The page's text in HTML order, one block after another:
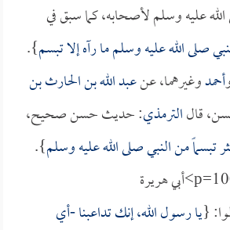
عليه وسلم لأصحابه، كما سبق في
صلى الله عليه وسلم ما رآه إلا تبسم}.
أحمدوغيرهما، عنعبد الله بن الحارث بن
قالالترمذي: حديث حسن صحيح،
تبسماً من النبي صلى الله عليه وسلم}.
{يا رسول الله، إنك تداعبنا -أي